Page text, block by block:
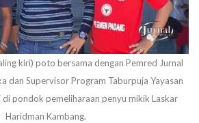
kiri) poto bersama dengan Pemred Jurnal
dan Supervisor Program Taburpuja Yayasan
di pondok pemeliharaan penyu mikik Laskar
Haridman Kambang.